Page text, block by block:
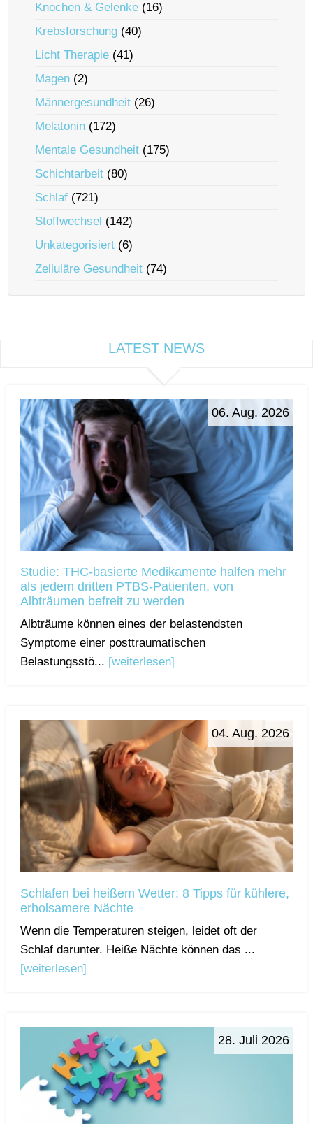
Knochen & Gelenke (16)
Krebsforschung (40)
Licht Therapie (41)
Magen (2)
Männergesundheit (26)
Melatonin (172)
Mentale Gesundheit (175)
Schichtarbeit (80)
Schlaf (721)
Stoffwechsel (142)
Unkategorisiert (6)
Zelluläre Gesundheit (74)
LATEST NEWS
06. Aug. 2026
Studie: THC-basierte Medikamente halfen mehr
als jedem dritten PTBS-Patienten, von
Albträumen befreit zu werden
Albträume können eines der belastendsten
Symptome einer posttraumatischen
Belastungsstö... [weiterlesen]
04. Aug. 2026
Schlafen bei heißem Wetter: 8 Tipps für kühlere,
erholsamere Nächte
Wenn die Temperaturen steigen, leidet oft der
Schlaf darunter. Heiße Nächte können das ...
[weiterlesen]
28. Juli 2026